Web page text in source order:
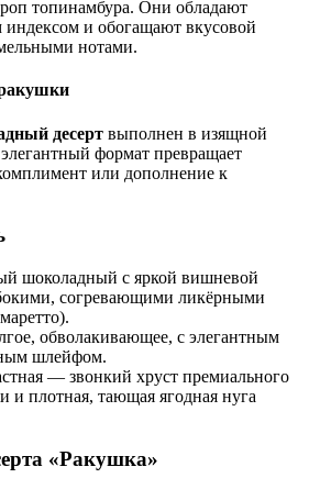
топинамбура. Они обладают
и обогащают вкусовой
нотами.
десерт выполнен в изящной
формат превращает
или дополнение к
шоколадный с яркой вишневой
согревающими ликёрными
обволакивающее, с элегантным
шлейфом.
— звонкий хруст премиального
и плотная, тающая ягодная нуга
«Ракушка»